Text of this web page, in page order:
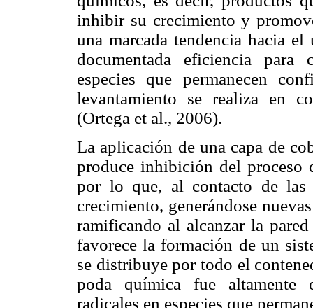
inhibir su crecimiento y
una marcada tendencia hacia
documentada eficiencia para
especies que permanecen
levantamiento se realiza en
(Ortega et al., 2006).
La aplicación de una capa de
produce inhibición del
por lo que, al contacto de las
crecimiento, generándose
ramificando al alcanzar la
favorece la formación de un
se distribuye por todo el
poda química fue altamente
radicales en especies que